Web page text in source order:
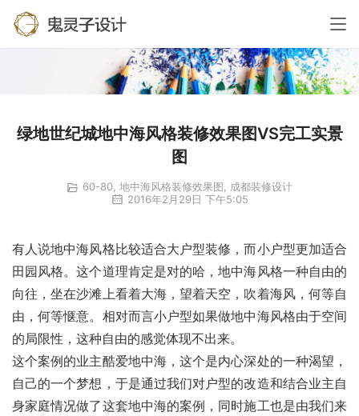
绿地世纪城地中海风格装修效果图VS完工实景
图
60-80, 地中海风格装修效果图, 成都装修设计
2016年2月29日 下午5:05
有人说地中海风格比较适合大户型装修，而小户型更加适合
田园风格。这个道理肯定是对的哈，地中海风格一种自由的
向往，坐在沙滩上看着大海，望着天空，吹着海风，何等自
由，何等惬意。相对而言小户型如果做地中海风格由于空间
的局限性，这种自由的感觉体现不出来。
这个案例的业主酷爱地中海，这个是内心深处的一种渴望，
自己的一个梦想，于是通过我们对户型的改造和结合业主自
身家庭情况做了这套地中海的案例，同时施工也是由我们来